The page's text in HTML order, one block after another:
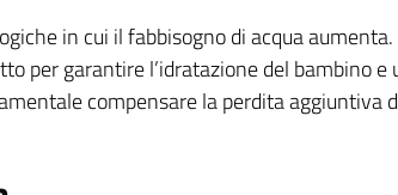
in cui il fabbisogno di acqua
per garantire l’idratazione del bambino
compensare la perdita aggiuntiva